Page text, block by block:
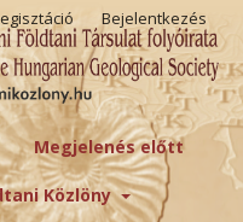
Megjelenés előtt
Közlöny
Bejelentkezés